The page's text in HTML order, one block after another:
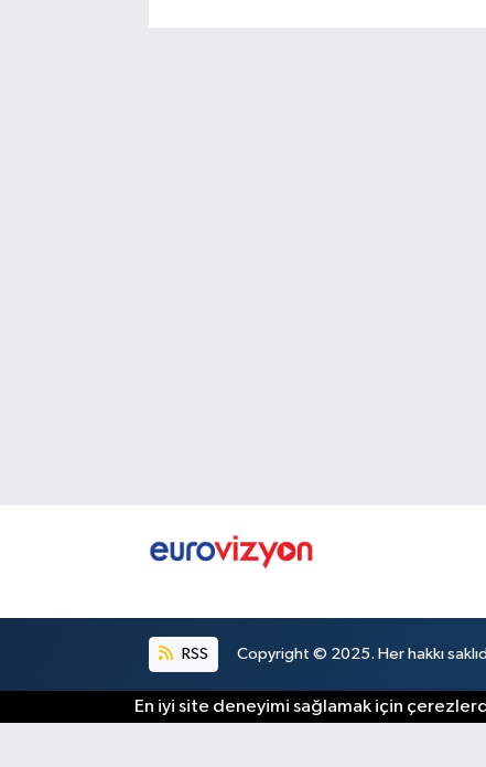
RSS Copyright © 2025. Her hakkı
En iyi site deneyimi sağlamak için